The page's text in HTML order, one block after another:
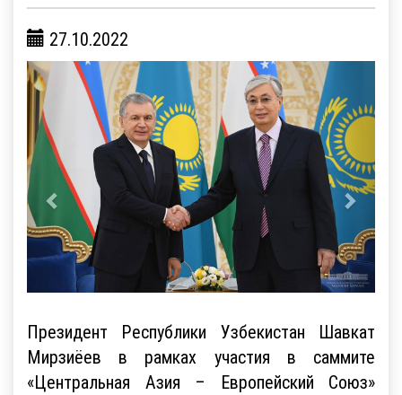
27.10.2022
Президент Республики Узбекистан Шавкат
Мирзиёев в рамках участия в саммите
«Центральная Азия – Европейский Союз»